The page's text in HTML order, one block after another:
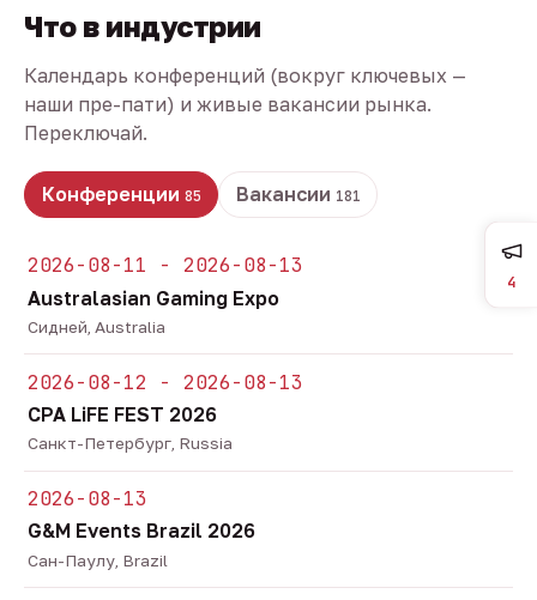
Что в индустрии
Календарь конференций (вокруг ключевых —
наши пре-пати) и живые вакансии рынка.
Переключай.
Конференции 85 Вакансии 181
2026-08-11 - 2026-08-13
Australasian Gaming Expo
Сидней, Australia
2026-08-12 - 2026-08-13
CPA LiFE FEST 2026
Санкт-Петербург, Russia
2026-08-13
G&M Events Brazil 2026
Сан-Паулу, Brazil
4